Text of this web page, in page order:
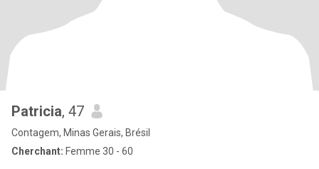
Patricia, 47
Contagem, Minas Gerais, Brésil
Cherchant: Femme 30 - 60